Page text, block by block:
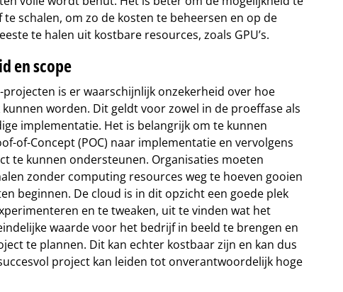
schalen, om zo de kosten te beheersen en op de
te halen uit kostbare resources, zoals GPU’s.
en scope
projecten is er waarschijnlijk onzekerheid over hoe
worden. Dit geldt voor zowel in de proeffase als
implementatie. Het is belangrijk om te kunnen
of-Concept (POC) naar implementatie en vervolgens
te kunnen ondersteunen. Organisaties moeten
zonder computing resources weg te hoeven gooien
beginnen. De cloud is in dit opzicht een goede plek
en te tweaken, uit te vinden wat het
waarde voor het bedrijf in beeld te brengen en
te plannen. Dit kan echter kostbaar zijn en kan dus
project kan leiden tot onverantwoordelijk hoge